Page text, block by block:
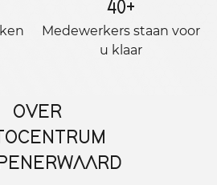
40+
Medewerkers staan ​​voor
u klaar
OVER